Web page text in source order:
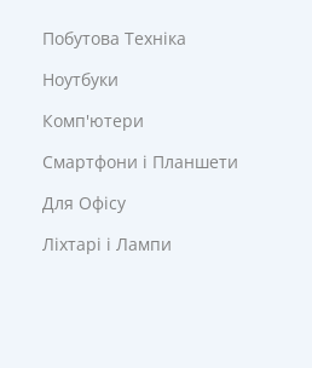
Побутова Техніка
Ноутбуки
Комп'ютери
Смартфони і Планшети
Для Офісу
Ліхтарі і Лампи